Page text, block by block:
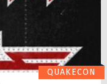
QUAKECON